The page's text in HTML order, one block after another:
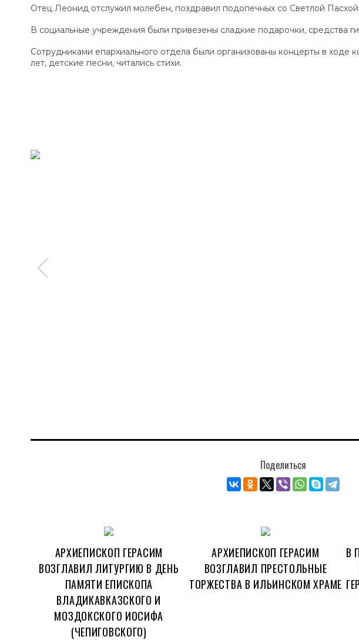
Отец Леонид отслужил молебен, поздравил подопечных со Светлой
В социальные учреждения были привезены сладкие подарочки, средства
Сотрудниками епархиального отдела были организованы концерты в ходе
лет, детские песни, читались стихи.
Поделиться
АРХИЕПИСКОП ГЕРАСИМ
ВОЗГЛАВИЛ ЛИТУРГИЮ В ДЕНЬ
ПАМЯТИ ЕПИСКОПА
ВЛАДИКАВКАЗСКОГО И
МОЗДОКСКОГО ИОСИФА
(ЧЕПИГОВСКОГО)
АРХИЕПИСКОП ГЕРАСИМ
ВОЗГЛАВИЛ ПРЕСТОЛЬНЫЕ
ТОРЖЕСТВА В ИЛЬИНСКОМ ХРАМЕ
В